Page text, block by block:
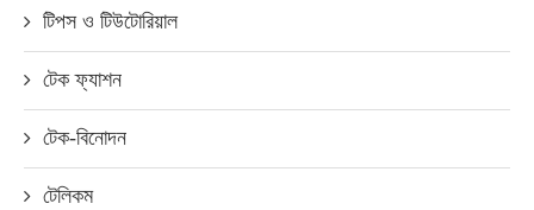
টিপস ও টিউটোরিয়াল
টেক ফ্যাশন
টেক-বিনোদন
টেলিকম